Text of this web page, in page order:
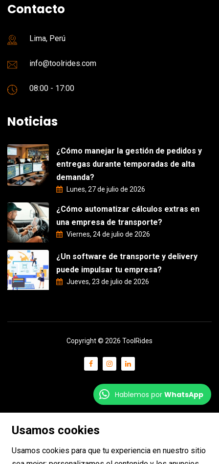
Contacto
Lima, Perú
info@toolrides.com
08:00 - 17:00
Noticias
¿Cómo manejar la gestión de pedidos y
entregas durante temporadas de alta
demanda?
Lunes, 27 de julio de 2026
¿Cómo automatizar cálculos extras en
una empresa de transporte?
Viernes, 24 de julio de 2026
¿Un software de transporte y delivery
puede impulsar tu empresa?
Jueves, 23 de julio de 2026
Copyright © 2026 ToolRides
Hablemos por WhatsApp
Usamos cookies
Usamos cookies para que tu experiencia en nuestro sitio